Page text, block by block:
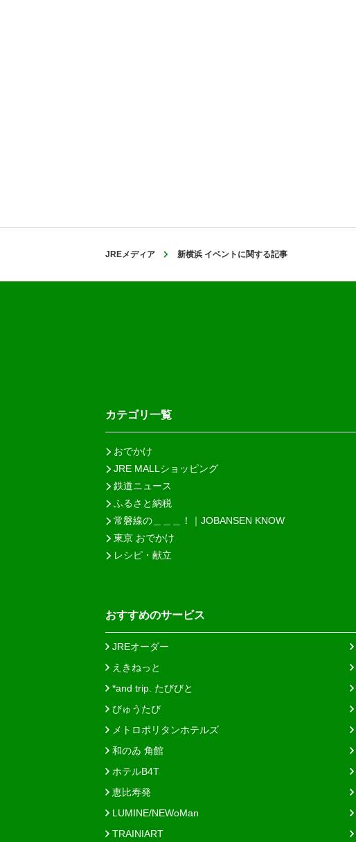
JREメディア 新横浜 イベントに関する記事
カテゴリ一覧
おでかけ
JRE MALLショッピング
鉄道ニュース
ふるさと納税
常磐線の＿＿＿！｜JOBANSEN KNOW
東京 おでかけ
レシピ・献立
おすすめのサービス
JREオーダー
えきねっと
*and trip. たびびと
びゅうたび
メトロポリタンホテルズ
和のゐ 角館
ホテルB4T
恵比寿発
LUMINE/NEWoMan
TRAINIART